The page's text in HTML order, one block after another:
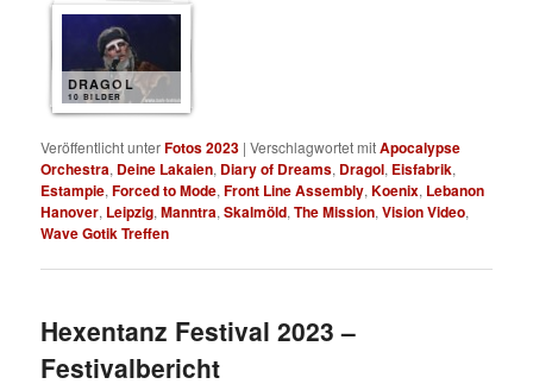
DRAGOL
10 BILDER
Veröffentlicht unterFotos 2023 |Verschlagwortet mitApocalypse
Orchestra, Deine Lakaien, Diary of Dreams, Dragol, Eisfabrik,
Estampie,Forced to Mode,Front Line Assembly,Koenix, Lebanon
Hanover, Leipzig,Manntra,Skalmöld,The Mission,Vision Video,
Wave Gotik Treffen
Hexentanz Festival 2023 –
Festivalbericht